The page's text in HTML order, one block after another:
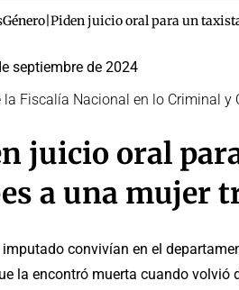
Género Piden juicio oral para un
septiembre de 2024
la Fiscalía Nacional en lo Criminal y
juicio oral
a una mujer
convivían en el
la encontró muerta cuando volvió